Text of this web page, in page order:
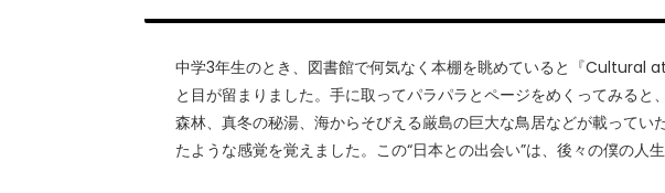
中学3年生のとき、図書館で何気なく本棚を眺めていると『Cultural
と目が留まりました。手に取ってパラパラとページをめくってみると
森林、真冬の秘湯、海からそびえる厳島の巨大な鳥居などが載ってい
たような感覚を覚えました。この“日本との出会い”は、後々の僕の人